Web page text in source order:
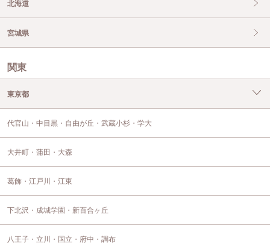
北海道
宮城県
関東
東京都
代官山・中目黒・自由が丘・武蔵小杉・学大
大井町・蒲田・大森
葛飾・江戸川・江東
下北沢・成城学園・新百合ヶ丘
八王子・立川・国立・府中・調布